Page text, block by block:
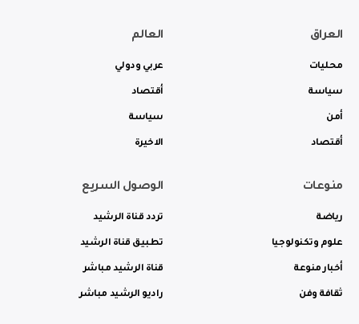
العراق
محليات
سياسة
أمن
أقتصاد
العالم
عربي ودولي
أقتصاد
سياسة
الاخيرة
منوعات
رياضة
علوم وتكنولوجيا
أخبار منوعة
ثقافة وفن
الوصول السريع
تردد قناة الرشيد
تطبيق قناة الرشيد
قناة الرشيد مباشر
راديو الرشيد مباشر